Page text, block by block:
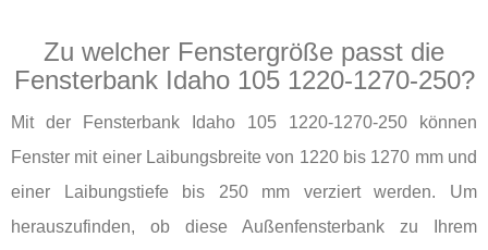
Zu welcher Fenstergröße passt die
Fensterbank Idaho 105 1220-1270-250?
Mit der Fensterbank Idaho 105 1220-1270-250 können
Fenster mit einer Laibungsbreite von 1220 bis 1270 mm und
einer Laibungstiefe bis 250 mm verziert werden. Um
herauszufinden, ob diese Außenfensterbank zu Ihrem